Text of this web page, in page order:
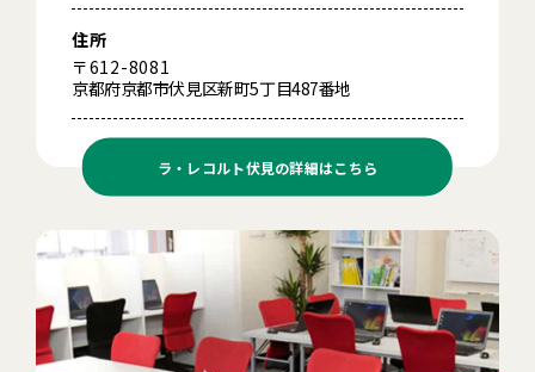
住所
〒612-8081
京都府京都市伏見区新町5丁目487番地
ラ・レコルト伏見の詳細はこちら